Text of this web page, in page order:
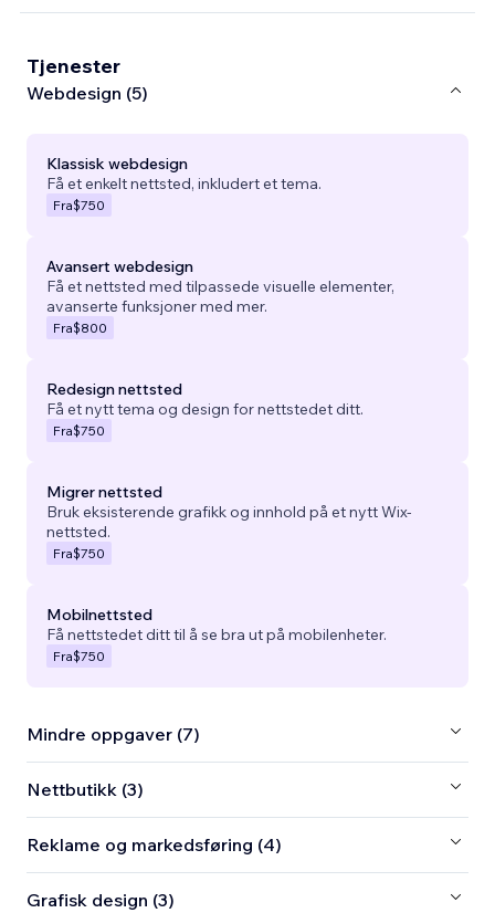
Tjenester
Webdesign (5)
Klassisk webdesign
Få et enkelt nettsted, inkludert et tema.
Fra$750
Avansert webdesign
Få et nettsted med tilpassede visuelle elementer,
avanserte funksjoner med mer.
Fra$800
Redesign nettsted
Få et nytt tema og design for nettstedet ditt.
Fra$750
Migrer nettsted
Bruk eksisterende grafikk og innhold på et nytt Wix-
nettsted.
Fra$750
Mobilnettsted
Få nettstedet ditt til å se bra ut på mobilenheter.
Fra$750
Mindre oppgaver (7)
Nettbutikk (3)
Reklame og markedsføring (4)
Grafisk design (3)